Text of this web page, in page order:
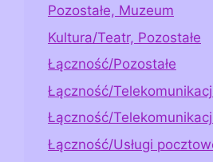
Pozostałe, Muzeum
Kultura/Teatr, Pozostałe
Łączność/Pozostałe
Łączność/
Łączność/
Łączność/Usługi